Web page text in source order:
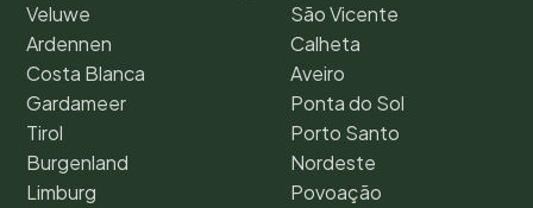
Veluwe
Ardennen
Costa Blanca
Gardameer
Tirol
Burgenland
Limburg
São Vicente
Calheta
Aveiro
Ponta do Sol
Porto Santo
Nordeste
Povoação